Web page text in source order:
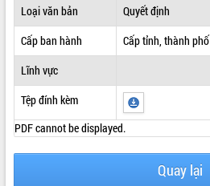
Loại văn bản
Quyết định
Cấp ban hành
Cấp tỉnh, thành phố
Lĩnh vực
Tệp đính kèm
PDF cannot be displayed.
Quay lại